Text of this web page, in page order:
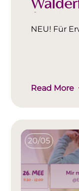
NEU! Für
Read More
20/05